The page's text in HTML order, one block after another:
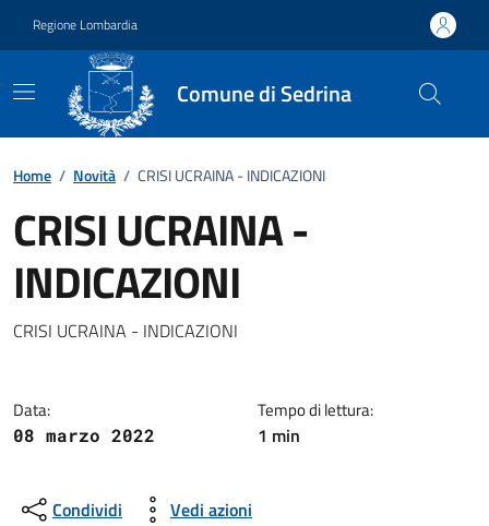
Regione Lombardia
Comune di Sedrina
Home / Novità / CRISI UCRAINA - INDICAZIONI
CRISI UCRAINA -
INDICAZIONI
Dettagli della notizia
CRISI UCRAINA - INDICAZIONI
Data:
08 marzo 2022
Tempo di lettura:
1 min
Condividi Vedi azioni